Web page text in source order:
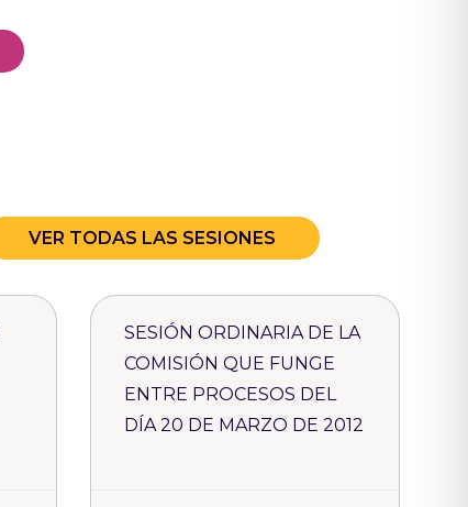
VER TODAS LAS SESIONES
SESIÓN ORDINARIA DE LA
COMISIÓN QUE FUNGE
ENTRE PROCESOS DEL
DÍA 20 DE MARZO DE 2012